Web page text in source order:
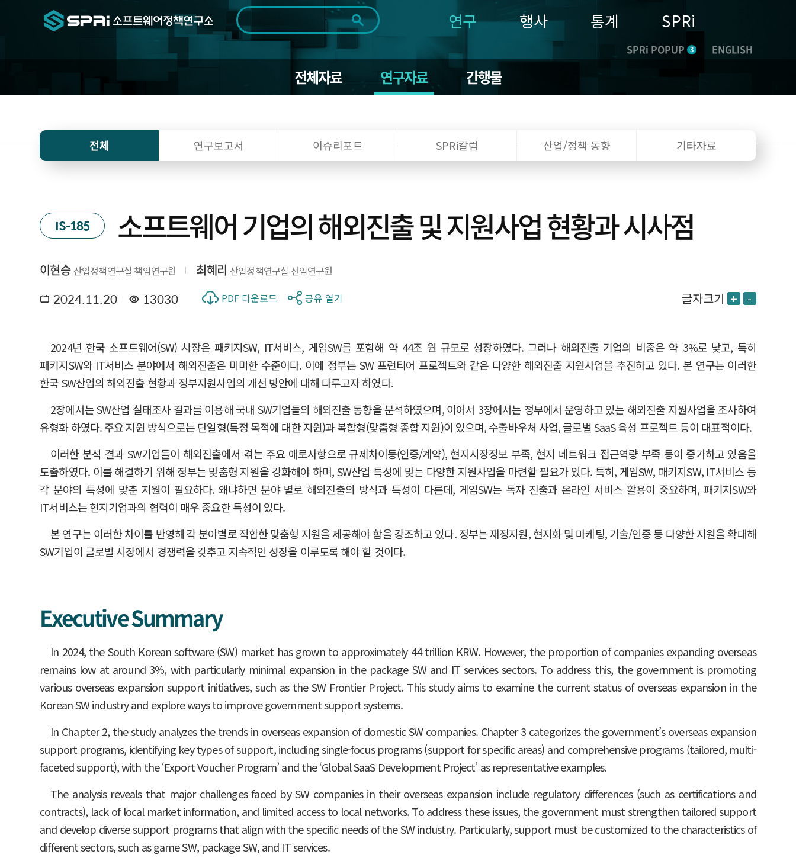
검색범위 전체
기간 전체 1일 1주 1개월 3개월 1년
~
연구 행사 통계 SPRi
SPRi POPUP 3 ENGLISH
전체자료 연구자료 간행물
전체 연구보고서 이슈리포트 SPRi칼럼 산업/정책 동향 기타자료
IS-185 소프트웨어 기업의 해외진출 및 지원사업 현황과 시사점
이현승 산업정책연구실 책임연구원 최혜리 산업정책연구실 선임연구원
2024.11.20 13030 PDF 다운로드 공유 열기 글자크기 + -
2024년 한국 소프트웨어(SW) 시장은 패키지SW, IT서비스, 게임SW를 포함해 약 44조 원 규모로 성장하였다. 그러나 해외진출 기업의 비중은 약 3%로 낮고, 특히
패키지SW와 IT서비스 분야에서 해외진출은 미미한 수준이다. 이에 정부는 SW 프런티어 프로젝트와 같은 다양한 해외진출 지원사업을 추진하고 있다. 본 연구는 이러한
한국 SW산업의 해외진출 현황과 정부지원사업의 개선 방안에 대해 다루고자 하였다.
2장에서는 SW산업 실태조사 결과를 이용해 국내 SW기업들의 해외진출 동향을 분석하였으며, 이어서 3장에서는 정부에서 운영하고 있는 해외진출 지원사업을 조사하여
유형화 하였다. 주요 지원 방식으로는 단일형(특정 목적에 대한 지원)과 복합형(맞춤형 종합 지원)이 있으며, 수출바우처 사업, 글로벌 SaaS 육성 프로젝트 등이 대표적이다.
이러한 분석 결과 SW기업들이 해외진출에서 겪는 주요 애로사항으로 규제차이등(인증/계약), 현지시장정보 부족, 현지 네트워크 접근역량 부족 등이 증가하고 있음을
도출하였다. 이를 해결하기 위해 정부는 맞춤형 지원을 강화해야 하며, SW산업 특성에 맞는 다양한 지원사업을 마련할 필요가 있다. 특히, 게임SW, 패키지SW, IT서비스 등
각 분야의 특성에 맞춘 지원이 필요하다. 왜냐하면 분야 별로 해외진출의 방식과 특성이 다른데, 게임SW는 독자 진출과 온라인 서비스 활용이 중요하며, 패키지SW와
IT서비스는 현지기업과의 협력이 매우 중요한 특성이 있다.
본 연구는 이러한 차이를 반영해 각 분야별로 적합한 맞춤형 지원을 제공해야 함을 강조하고 있다. 정부는 재정지원, 현지화 및 마케팅, 기술/인증 등 다양한 지원을 확대해
SW기업이 글로벌 시장에서 경쟁력을 갖추고 지속적인 성장을 이루도록 해야 할 것이다.
Executive Summary
In 2024, the South Korean software (SW) market has grown to approximately 44 trillion KRW. However, the proportion of companies expanding overseas
remains low at around 3%, with particularly minimal expansion in the package SW and IT services sectors. To address this, the government is promoting
various overseas expansion support initiatives, such as the SW Frontier Project. This study aims to examine the current status of overseas expansion in the
Korean SW industry and explore ways to improve government support systems.
In Chapter 2, the study analyzes the trends in overseas expansion of domestic SW companies. Chapter 3 categorizes the government’s overseas expansion
support programs, identifying key types of support, including single-focus programs (support for specific areas) and comprehensive programs (tailored, multi-
faceted support), with the ‘Export Voucher Program’ and the ‘Global SaaS Development Project’ as representative examples.
The analysis reveals that major challenges faced by SW companies in their overseas expansion include regulatory differences (such as certifications and
contracts), lack of local market information, and limited access to local networks. To address these issues, the government must strengthen tailored support
and develop diverse support programs that align with the specific needs of the SW industry. Particularly, support must be customized to the characteristics of
different sectors, such as game SW, package SW, and IT services.